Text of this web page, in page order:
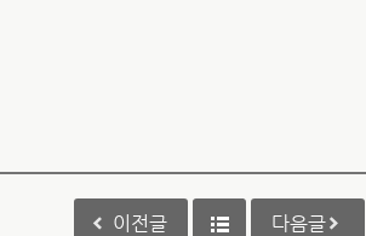
이전글 다음글